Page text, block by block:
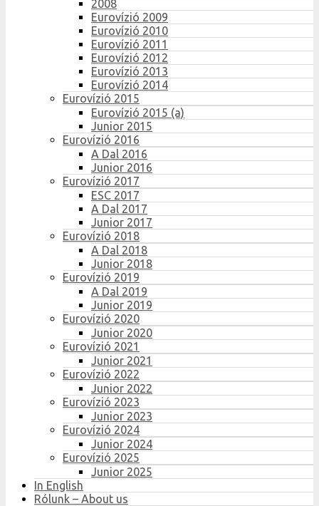
2008
Eurovízió 2009
Eurovízió 2010
Eurovízió 2011
Eurovízió 2012
Eurovízió 2013
Eurovízió 2014
Eurovízió 2015
Eurovízió 2015 (a)
Junior 2015
Eurovízió 2016
A Dal 2016
Junior 2016
Eurovízió 2017
ESC 2017
A Dal 2017
Junior 2017
Eurovízió 2018
A Dal 2018
Junior 2018
Eurovízió 2019
A Dal 2019
Junior 2019
Eurovízió 2020
Junior 2020
Eurovízió 2021
Junior 2021
Eurovízió 2022
Junior 2022
Eurovízió 2023
Junior 2023
Eurovízió 2024
Junior 2024
Eurovízió 2025
Junior 2025
In English
Rólunk – About us